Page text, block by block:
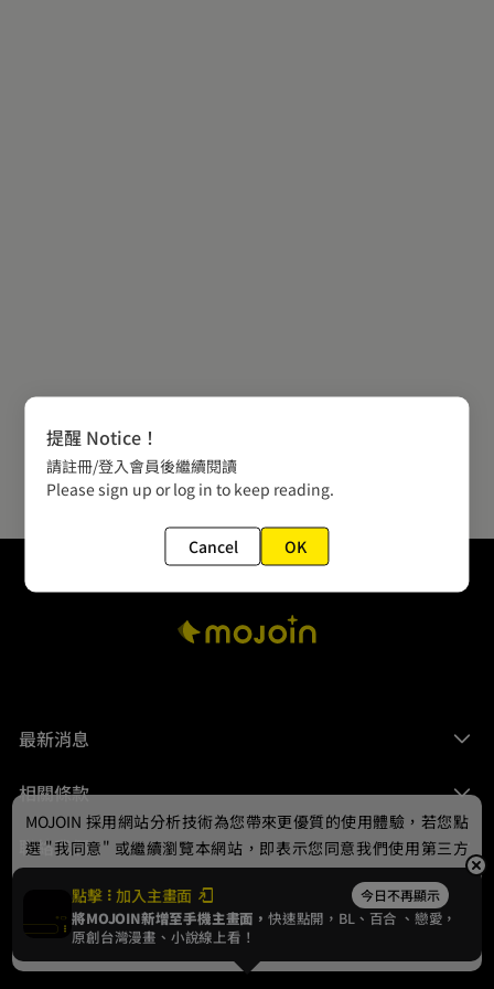
最新消息
相關條款
聯絡我們
© 2024 gamania Digital Entertainment Co., Ltd.
點擊 加入主畫面 今日不再顯示
將MOJOIN新增至手機主畫面，快速點開，BL、 百合 、戀愛，
原創台灣漫畫、小說線上看！
MOJOIN 採用網站分析技術為您帶來更優質的使用體驗，若您點
選 "我同意" 或繼續瀏覽本網站，即表示您同意我們使用第三方
Cookie，欲瞭解更多資訊請見隱私權政策。
我同意
提醒 Notice！
請註冊/登入會員後繼續閱讀
Please sign up or log in to keep reading.
Cancel OK